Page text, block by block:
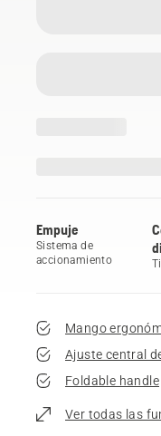
Empuje
Sistema de
accionamiento
Mango
Ajuste central
Foldable handle
Ver todas las